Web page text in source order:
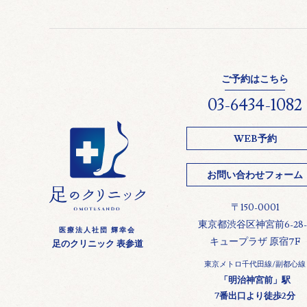
医療法人社団 輝幸会
足のクリニック 表参道
ご予約はこちら
03-6434-1082
WEB予約
お問い合わせフォーム
〒150-0001
東京都渋谷区神宮前6-
キュープラザ 原宿7F
東京メトロ千代田線/副都心線
「明治神宮前」駅
7番出口より徒歩2分